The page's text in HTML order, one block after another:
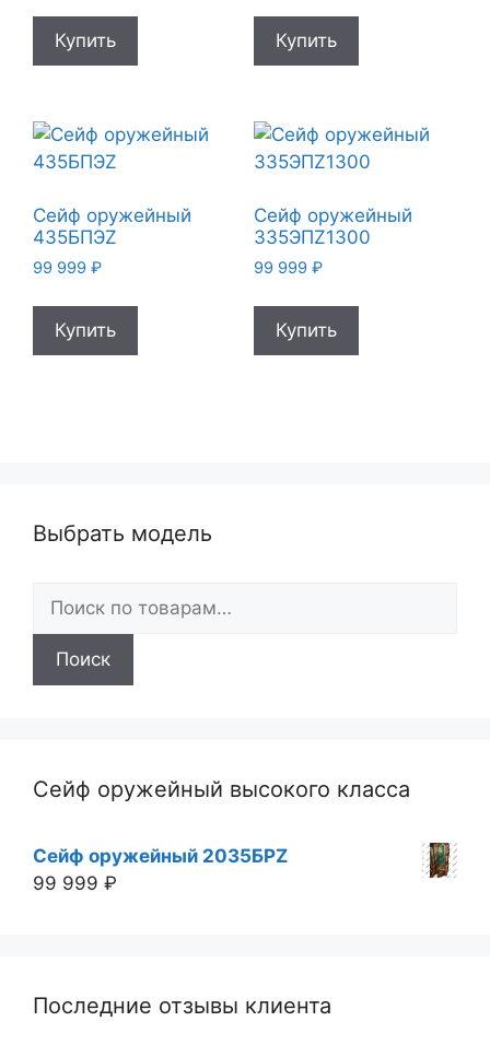
Купить Купить
Сейф оружейный
435БПЭZ
99 999 ₽
Купить
Сейф оружейный
335ЭПZ1300
99 999 ₽
Купить
Выбрать модель
Искать:
Поиск
Сейф оружейный высокого класса
Сейф оружейный 2035БРZ
99 999 ₽
Последние отзывы клиента